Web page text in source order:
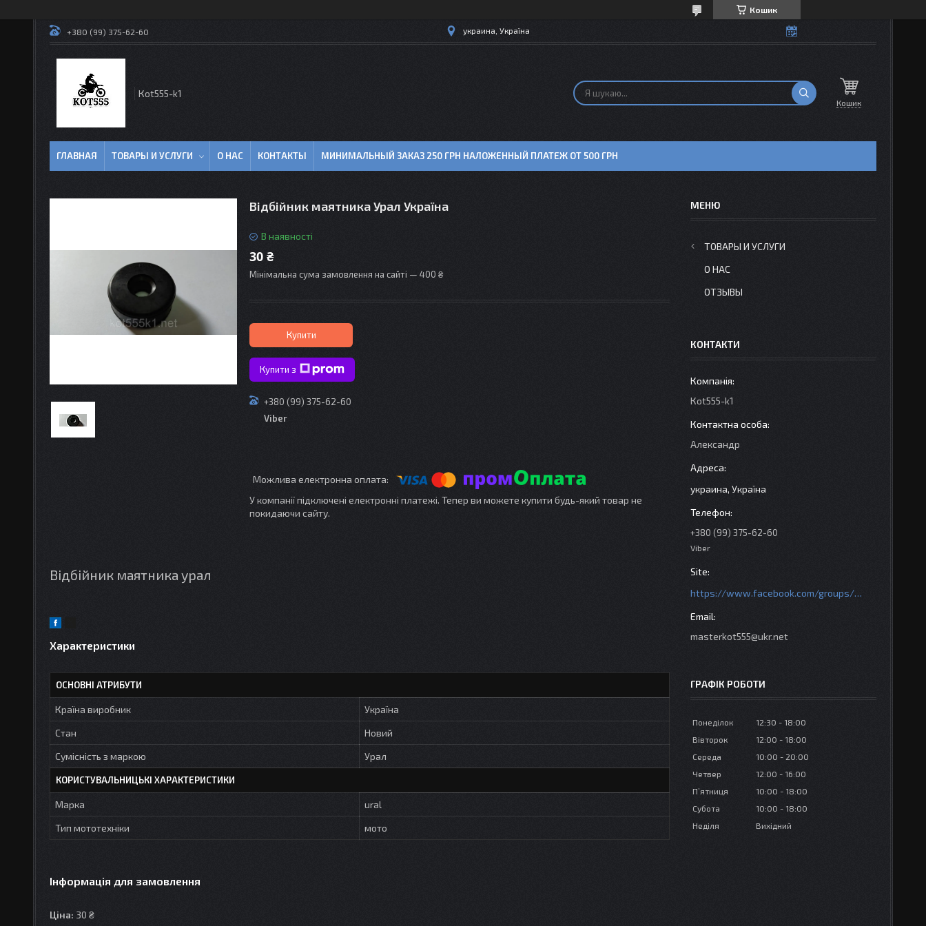
Кошик
+380 (99) 375-62-60 украина, Україна
Кot555-k1
Кошик
ГЛАВНАЯ ТОВАРЫ И УСЛУГИ О НАС КОНТАКТЫ МИНИМАЛЬНЫЙ ЗАКАЗ 250 ГРН НАЛОЖЕННЫЙ ПЛАТЕЖ ОТ 500 ГРН
Відбійник маятника Урал Україна
В наявності
30 ₴
Мінімальна сума замовлення на сайті — 400 ₴
Купити
Купити з
+380 (99) 375-62-60
Viber
У компанії підключені електронні платежі. Тепер ви можете купити будь-який товар не
покидаючи сайту.
Відбійник маятника урал
Характеристики
ОСНОВНІ АТРИБУТИ
Країна виробник
Україна
Стан
Новий
Сумісність з маркою
Урал
КОРИСТУВАЛЬНИЦЬКІ ХАРАКТЕРИСТИКИ
Марка
ural
Тип мототехніки
мото
Інформація для замовлення
Ціна: 30 ₴
ТОВАРЫ И УСЛУГИ
О НАС
ОТЗЫВЫ
КОНТАКТИ
Кot555-k1
Александр
украина, Україна
+380 (99) 375-62-60
Viber
https://www.facebook.com/groups/httpsmotoshara.net
masterkot555@ukr.net
ГРАФІК РОБОТИ
Понеділок 12:30
18:00
Вівторок
12:00
18:00
Середа
10:00
20:00
Четвер
12:00
16:00
Пʼятниця
10:00
18:00
Субота
10:00
18:00
Неділя
Вихідний